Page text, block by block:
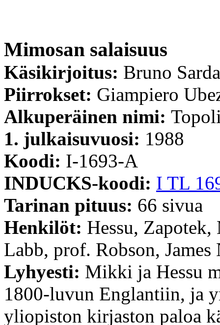
Mimosan salaisuus
Käsikirjoitus: Bruno Sarda
Piirrokset: Giampiero
Alkuperäinen nimi:
1. julkaisuvuosi: 1988
Koodi: I-1693-A
INDUCKS-koodi: I TL
Tarinan pituus: 66 sivua
Henkilöt: Hessu,
Labb, prof. Robson, James
Lyhyesti: Mikki ja Hessu
1800-luvun Englantiin, ja
yliopiston kirjaston paloa